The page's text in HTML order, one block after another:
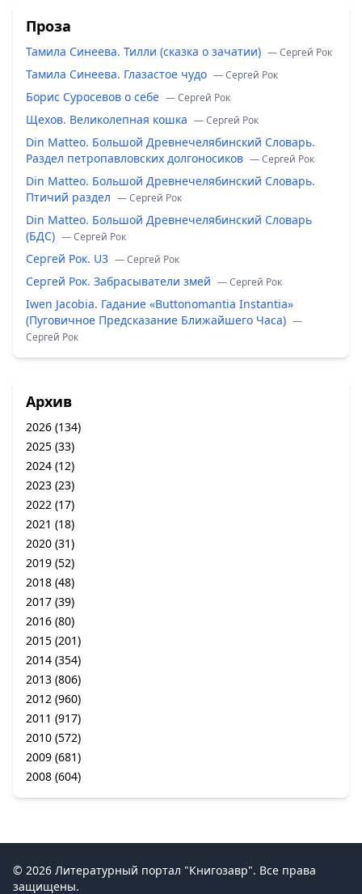
Проза
Тамила Синеева. Тилли (сказка о зачатии) — Сергей Рок
Тамила Синеева. Глазастое чудо — Сергей Рок
Борис Суросевов о себе — Сергей Рок
Щехов. Великолепная кошка — Сергей Рок
Din Matteo. Большой Древнечелябинский Словарь.
Раздел петропавловских долгоносиков — Сергей Рок
Din Matteo. Большой Древнечелябинский Словарь.
Птичий раздел — Сергей Рок
Din Matteo. Большой Древнечелябинский Словарь
(БДС) — Сергей Рок
Сергей Рок. U3 — Сергей Рок
Сергей Рок. Забрасыватели змей — Сергей Рок
Iwen Jacobia. Гадание «Buttonomantia Instantia»
(Пуговичное Предсказание Ближайшего Часа) —
Сергей Рок
Архив
2026 (134)
2025 (33)
2024 (12)
2023 (23)
2022 (17)
2021 (18)
2020 (31)
2019 (52)
2018 (48)
2017 (39)
2016 (80)
2015 (201)
2014 (354)
2013 (806)
2012 (960)
2011 (917)
2010 (572)
2009 (681)
2008 (604)
© 2026 Литературный портал "Книгозавр". Все права
защищены.